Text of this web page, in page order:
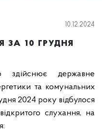
10.12.2024
за 10 грудня
здійснює державне
та комунальних
2024 року відбулося
слухання, на